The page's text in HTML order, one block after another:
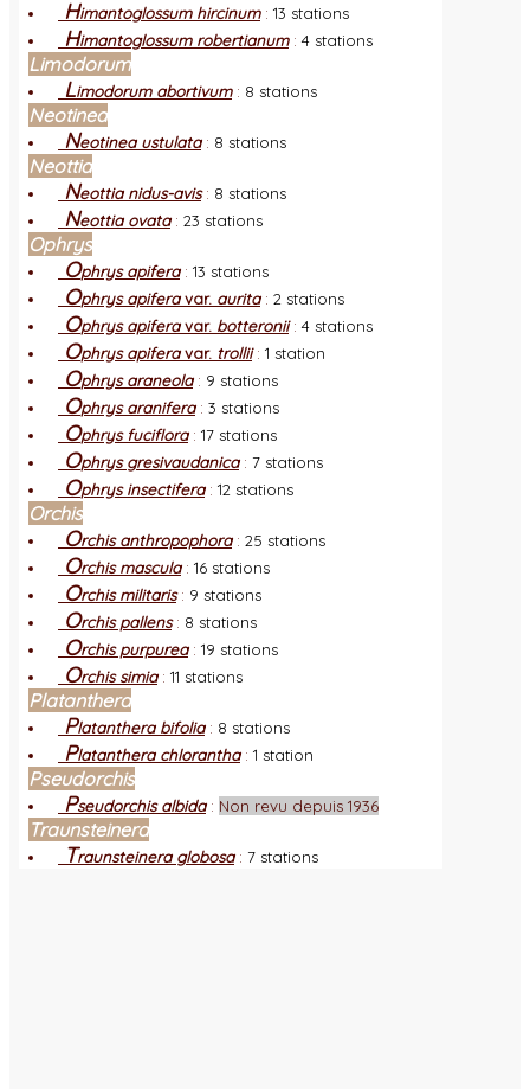
Himantoglossum hircinum: 13 stations
Himantoglossum robertianum: 4 stations
Limodorum
Limodorum abortivum: 8 stations
Neotinea
Neotinea ustulata: 8 stations
Neottia
Neottia nidus-avis: 8 stations
Neottia ovata: 23 stations
Ophrys
Ophrys apifera: 13 stations
Ophrys apiferavar. aurita: 2 stations
Ophrys apiferavar. botteronii: 4 stations
Ophrys apiferavar. trollii: 1 station
Ophrys araneola: 9 stations
Ophrys aranifera: 3 stations
Ophrys fuciflora: 17 stations
Ophrys gresivaudanica: 7 stations
Ophrys insectifera: 12 stations
Orchis
Orchis anthropophora: 25 stations
Orchis mascula: 16 stations
Orchis militaris: 9 stations
Orchis pallens: 8 stations
Orchis purpurea: 19 stations
Orchis simia: 11 stations
Platanthera
Platanthera bifolia: 8 stations
Platanthera chlorantha: 1 station
Pseudorchis
Pseudorchis albida: Non revu depuis 1936
Traunsteinera
Traunsteinera globosa: 7 stations